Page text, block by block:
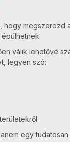
hogy megszerezd
válik lehetővé
legyen szó:
egy